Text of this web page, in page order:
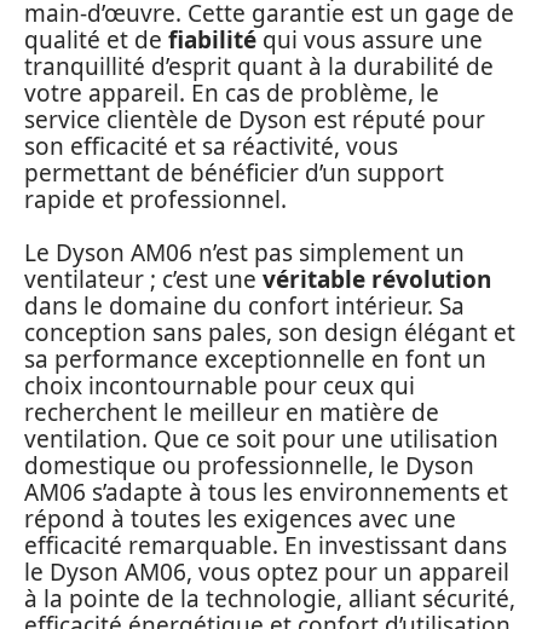
main-d’œuvre. Cette garantie est un gage de
qualité et de fiabilité qui vous assure une
tranquillité d’esprit quant à la durabilité de
votre appareil. En cas de problème, le
service clientèle de Dyson est réputé pour
son efficacité et sa réactivité, vous
permettant de bénéficier d’un support
rapide et professionnel.
Le Dyson AM06 n’est pas simplement un
ventilateur ; c’est une véritable révolution
dans le domaine du confort intérieur. Sa
conception sans pales, son design élégant et
sa performance exceptionnelle en font un
choix incontournable pour ceux qui
recherchent le meilleur en matière de
ventilation. Que ce soit pour une utilisation
domestique ou professionnelle, le Dyson
AM06 s’adapte à tous les environnements et
répond à toutes les exigences avec une
efficacité remarquable. En investissant dans
le Dyson AM06, vous optez pour un appareil
à la pointe de la technologie, alliant sécurité,